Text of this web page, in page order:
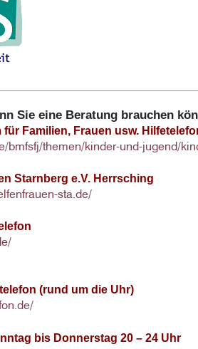
Sie eine Beratung brauchen
Familien, Frauen usw.
bmfsfj/themen/kinder-und-jugend/
Starnberg e.V. Herrsching
sta.de/
(rund um die Uhr)
bis Donnerstag 20 – 24 Uhr